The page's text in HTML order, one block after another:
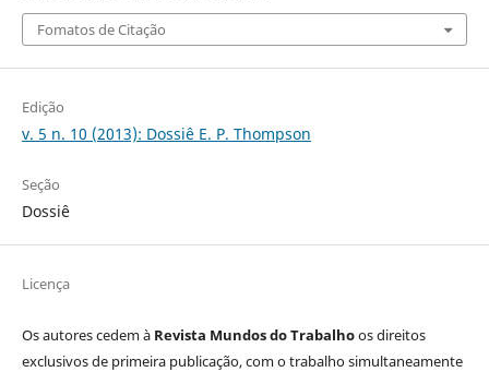
Fomatos de Citação
Edição
v. 5 n. 10 (2013): Dossiê E. P. Thompson
Seção
Dossiê
Licença
Os autores cedem à Revista Mundos do Trabalhoos direitos
exclusivos de primeira publicação, com o trabalho simultaneamente